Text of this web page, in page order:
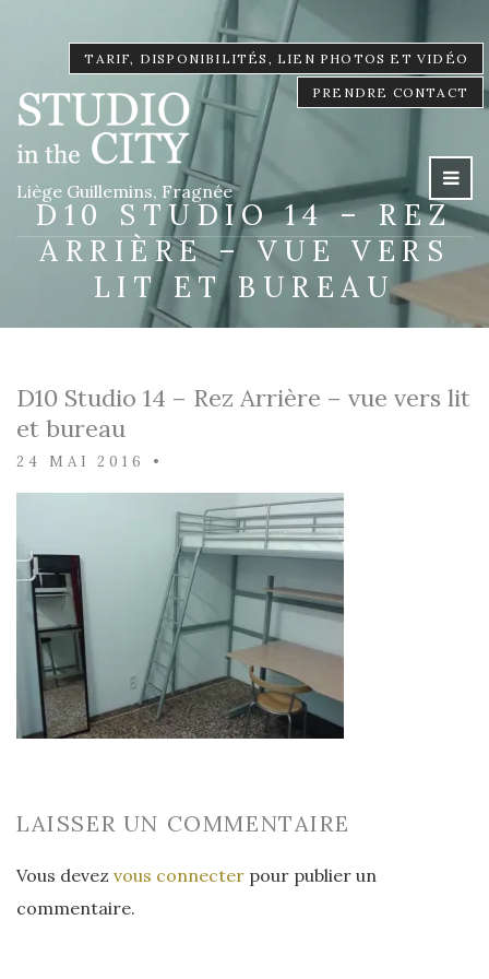
TARIF, DISPONIBILITÉS, LIEN PHOTOS ET VIDÉO
PRENDRE CONTACT
Liège Guillemins, Fragnée
D10 STUDIO 14 – REZ
ARRIÈRE – VUE VERS
LIT ET BUREAU
D10 Studio 14 – Rez Arrière – vue vers lit
et bureau
24 MAI 2016 •
LAISSER UN COMMENTAIRE
Vous devez vous connecter pour publier un
commentaire.